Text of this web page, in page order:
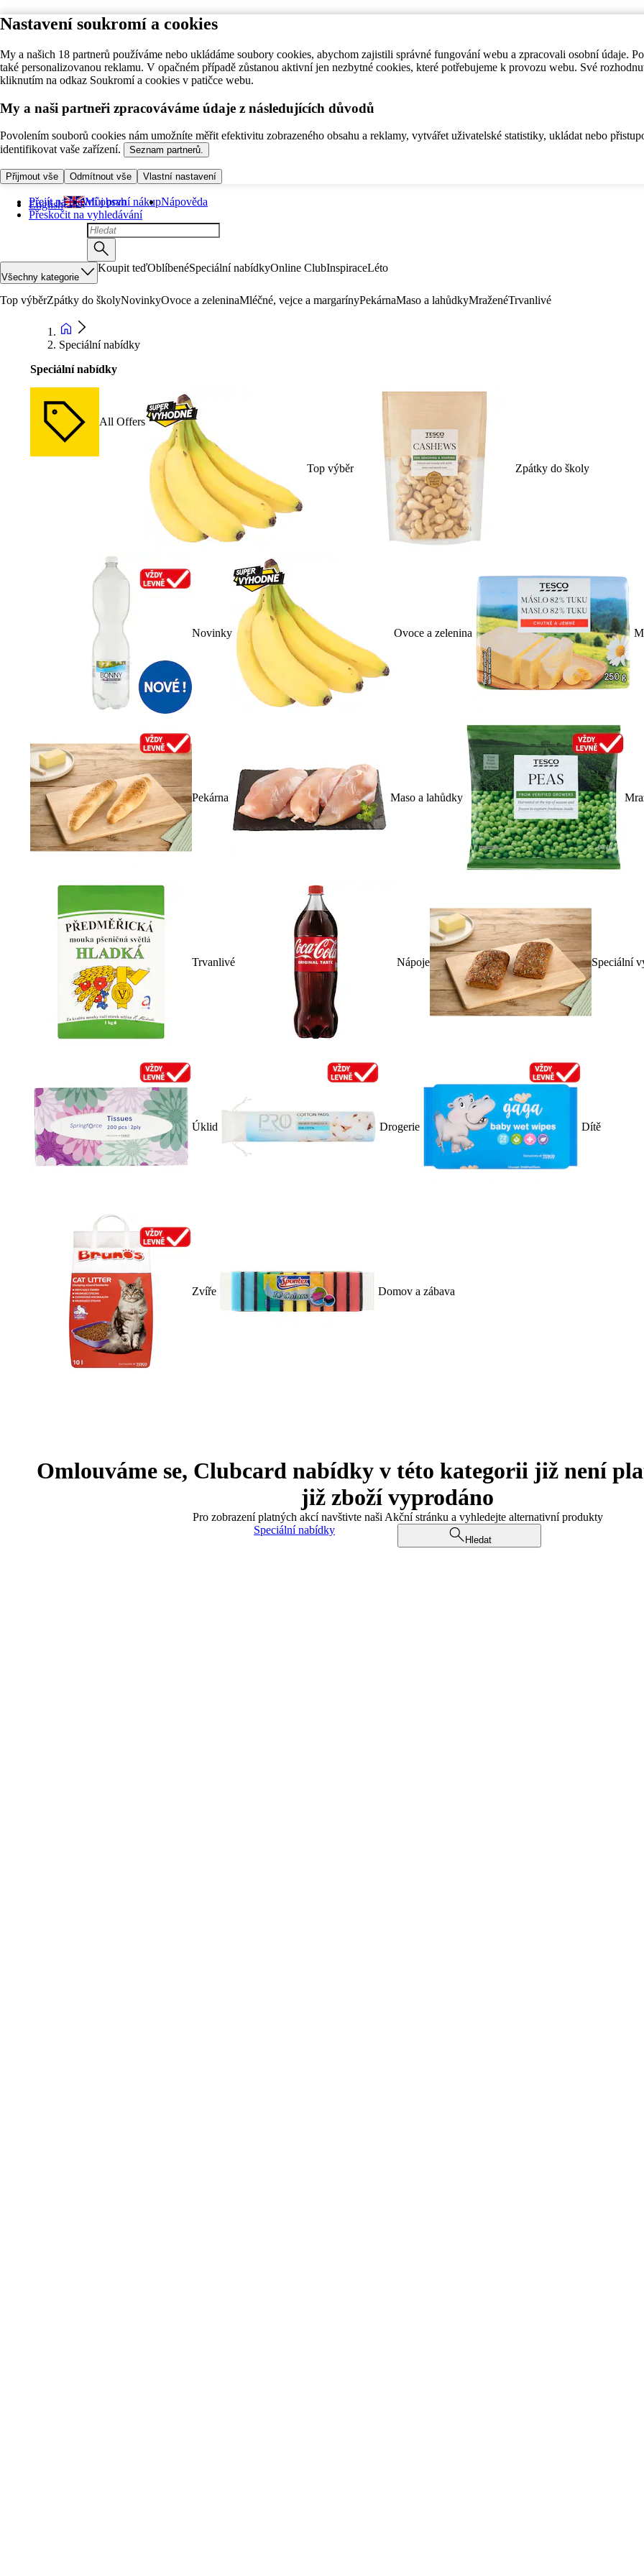
Nastavení soukromí a cookies
My a našich 18 partnerů používáme nebo ukládáme soubory cookies, abychom zajistili správné fungování webu a zpracovali osobní údaje.
také personalizovanou reklamu. V opačném případě zůstanou aktivní jen nezbytné cookies, které potřebujeme k provozu webu. Své
kliknutím na odkaz Soukromí a cookies v patičce webu.
My a naši partneři zpracováváme údaje z následujících důvodů
Povolením souborů cookies nám umožníte měřit efektivitu zobrazeného obsahu a reklamy, vytvářet uživatelské statistiky, ukládat nebo
identifikovat vaše zařízení.
Seznam partnerů.
Přijmout vše Odmítnout vše Vlastní nastavení
Přejít na hlavní obsah
Přeskočit na vyhledávání
English Můj první nákupNápověda
Všechny kategorie
Koupit teďOblíbenéSpeciální nabídkyOnline ClubInspiraceLéto
Top výběrZpátky do školyNovinkyOvoce a zeleninaMléčné, vejce a margarínyPekárnaMaso a lahůdkyMraženéTrvanlivé
Speciální nabídky
Speciální nabídky
All Offers
Top výběr Zpátky do školy
Novinky Ovoce a zelenina
Pekárna Maso a lahůdky
Trvanlivé Nápoje Speciální
Úklid Drogerie Dítě
Zvíře Domov a zábava
Omlouváme se, Clubcard nabídky v této kategorii již není
již zboží vyprodáno
Pro zobrazení platných akcí navštivte naši Akční stránku a vyhledejte alternativní produkty
Speciální nabídky
Hledat